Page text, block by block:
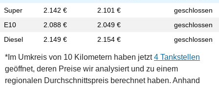
Super
2.142 € 2.101 €
geschlossen
E10
2.088 € 2.049 €
geschlossen
Diesel
2.149 € 2.154 € geschlossen
*Im Umkreis von 10 Kilometern haben jetzt4 Tankstellen
geöffnet, deren Preise wir analysiert und zu einem
regionalen Durchschnittspreis berechnet haben. Anhand